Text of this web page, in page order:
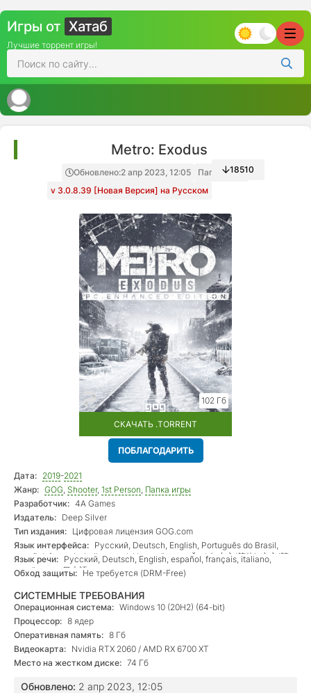
Игры от Хатаб
Лучшие торрент игры!
Metro: Exodus
Обновлено:2 апр 2023, 12:05
Папка игры
v 3.0.8.39 [Новая Версия] на Русском
18510
102 Гб
СКАЧАТЬ .TORRENT
ПОБЛАГОДАРИТЬ
Дата: 2019-2021
Жанр: GOG, Shooter, 1st Person, Папка игры
Разработчик: 4A Games
Издатель: Deep Silver
Тип издания: Цифровая лицензия GOG.com
Язык интерфейса: Русский, Deutsch, English, Português do Brasil,
español, français, italiano, polski, yкраїнська, český, 中文(简体), 中文(繁
體), 日本語, 한국어
Язык речи: Русский, Deutsch, English, español, français, italiano,
yкраїнська, 日本語
Обход защиты: Не требуется (DRM-Free)
СИСТЕМНЫЕ ТРЕБОВАНИЯ
Операционная система: Windows 10 (20H2) (64-bit)
Процессор: 8 ядер
Оперативная память: 8 Гб
Видеокарта: Nvidia RTX 2060 / AMD RX 6700 XT
Место на жестком диске: 74 Гб
Обновлено: 2 апр 2023, 12:05